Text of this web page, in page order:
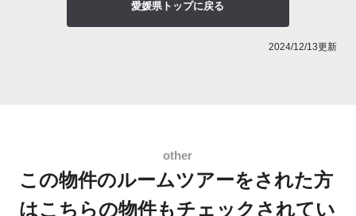
愛媛県トップに戻る
2024/12/13更新
この物件のルームツアーをされた方
はこちらの物件もチェックされてい